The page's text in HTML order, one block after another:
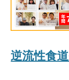
逆流性食